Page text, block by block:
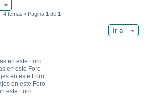
4 temas • Página 1de 1
Ir a
en este Foro
en este Foro
en este Foro
en este Foro
este Foro